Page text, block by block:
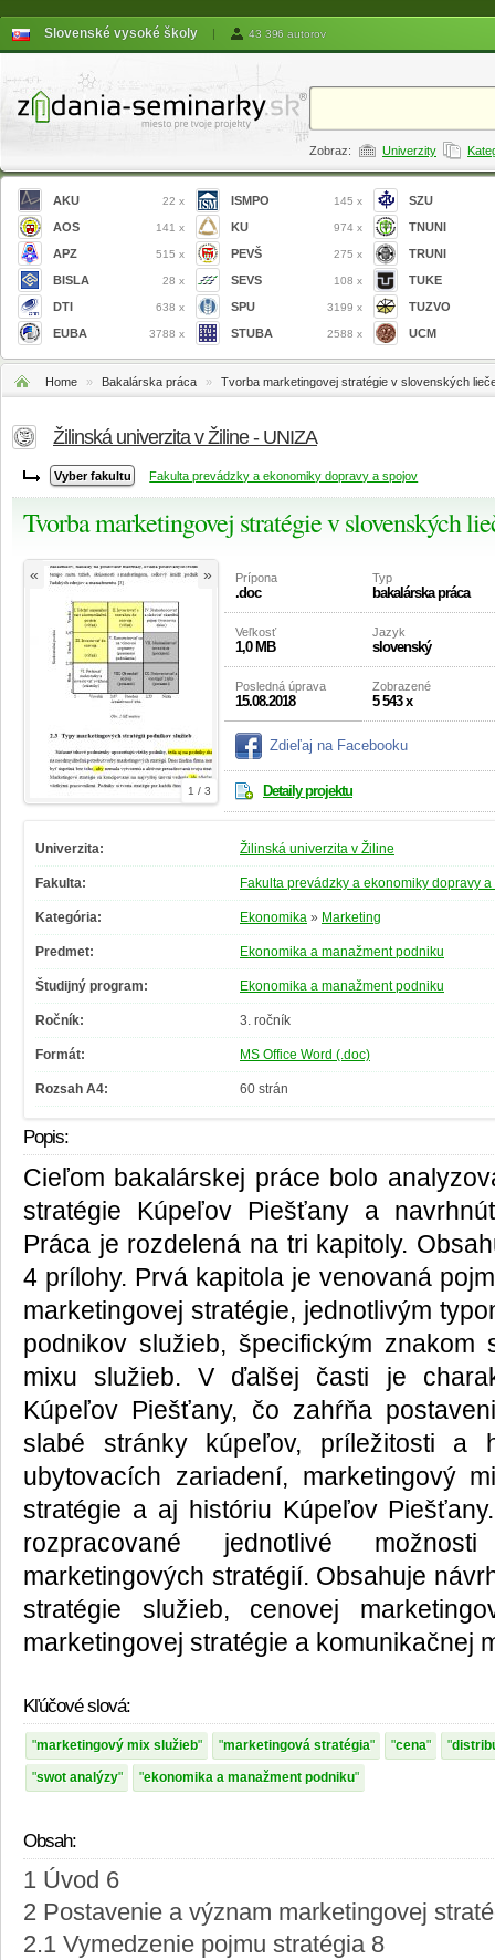
Slovenské vysoké školy | 43 396 autorov
Zobraz: Univerzity
AKU 22 x
AOS 141 x
APZ 515 x
BISLA 28 x
DTI 638 x
EUBA 3788 x
ISMPO 145 x
KU 974 x
PEVŠ 275 x
SEVS 108 x
SPU 3199 x
STUBA 2588 x
SZU
TNUNI
TRUNI
TUKE
TUZVO
UCM
Home » Bakalárska práca » Tvorba marketingovej stratégie v slovenských
Žilinská univerzita v Žiline - UNIZA
Fakulta prevádzky a ekonomiky dopravy a spojov
Tvorba marketingovej stratégie v slovenských
1 / 3
« » Prípona
.doc
Typ
bakalárska práca
Veľkosť
1,0 MB
Jazyk
slovenský
Posledná úprava
15.08.2018
Zobrazené
5 543 x
Zdieľaj na Facebooku
Detaily projektu
Univerzita: Žilinská univerzita v Žiline
Fakulta: Fakulta prevádzky a ekonomiky dopravy
Kategória: Ekonomika » Marketing
Predmet: Ekonomika a manažment podniku
Študijný program: Ekonomika a manažment podniku
Ročník: 3. ročník
Formát: MS Office Word (.doc)
Rozsah A4: 60 strán
Popis:
Cieľom bakalárskej práce bolo
stratégie Kúpeľov Piešťany a
Práca je rozdelená na tri kapitoly.
4 prílohy. Prvá kapitola je venovaná
marketingovej stratégie, jednotlivým
podnikov služieb, špecifickým znakom
mixu služieb. V ďalšej časti je
Kúpeľov Piešťany, čo zahŕňa
slabé stránky kúpeľov, príležitosti a
ubytovacích zariadení, marketingový
stratégie a aj históriu Kúpeľov
rozpracované jednotlivé
marketingových stratégií. Obsahuje
stratégie služieb, cenovej
marketingovej stratégie a komunikačnej
Kľúčové slová:
marketingový mix služieb marketingová stratégia cena
swot analýzy ekonomika a manažment podniku
Obsah:
1 Úvod 6
2 Postavenie a význam marketingovej
2.1 Vymedzenie pojmu stratégia 8